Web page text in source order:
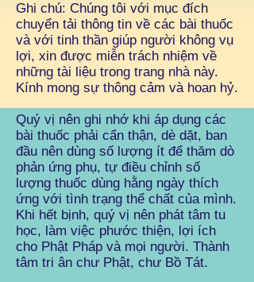
Ghi chú: Chúng tôi với mục đích
chuyển tải thông tin về các bài thuốc
và với tinh thần giúp người không vụ
lợi, xin được miễn trách nhiệm về
những tài liệu trong trang nhà này.
Kính mong sự thông cảm và hoan hỷ.
Quý vị nên ghi nhớ khi áp dụng các
bài thuốc phải cẩn thận, dè dặt, ban
đầu nên dùng số lượng ít để thăm dò
phản ứng phụ, tự điều chỉnh số
lượng thuốc dùng hằng ngày thích
ứng với tình trạng thể chất của mình.
Khi hết bịnh, quý vị nên phát tâm tu
học, làm việc phước thiện, lợi ích
cho Phật Pháp và mọi người. Thành
tâm tri ân chư Phật, chư Bồ Tát.